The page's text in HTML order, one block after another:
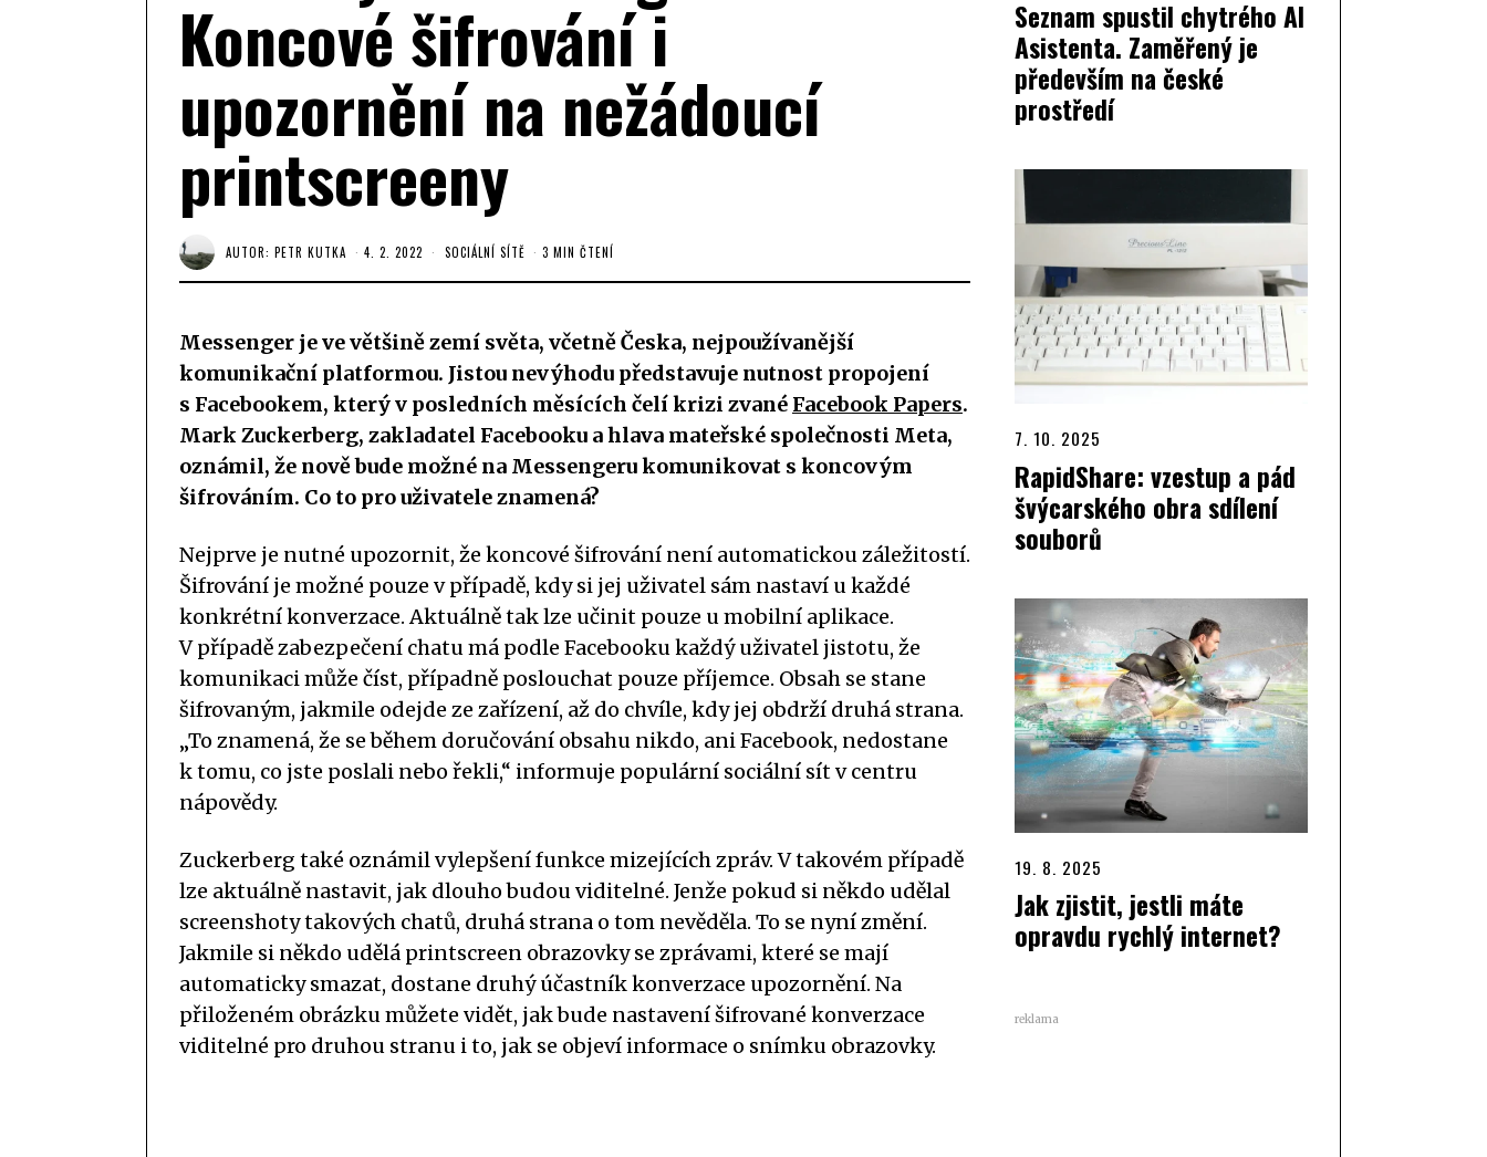
Koncové šifrování i
upozornění na nežádoucí
printscreeny
AUTOR: PETR KUTKA 4. 2. 2022 SOCIÁLNÍ SÍTĚ 3 MIN ČTENÍ
Messenger je ve většině zemí světa, včetně Česka, nejpoužívanější
komunikační platformou. Jistou nevýhodu představuje nutnost propojení
s Facebookem, který v posledních měsících čelí krizi zvané Facebook Papers.
Mark Zuckerberg, zakladatel Facebooku a hlava mateřské společnosti Meta,
oznámil, že nově bude možné na Messengeru komunikovat s koncovým
šifrováním. Co to pro uživatele znamená?
Nejprve je nutné upozornit, že koncové šifrování není automatickou záležitostí.
Šifrování je možné pouze v případě, kdy si jej uživatel sám nastaví u každé
konkrétní konverzace. Aktuálně tak lze učinit pouze u mobilní aplikace.
V případě zabezpečení chatu má podle Facebooku každý uživatel jistotu, že
komunikaci může číst, případně poslouchat pouze příjemce. Obsah se stane
šifrovaným, jakmile odejde ze zařízení, až do chvíle, kdy jej obdrží druhá strana.
„To znamená, že se během doručování obsahu nikdo, ani Facebook, nedostane
k tomu, co jste poslali nebo řekli,“ informuje populární sociální sít v centru
nápovědy.
Zuckerberg také oznámil vylepšení funkce mizejících zpráv. V takovém případě
lze aktuálně nastavit, jak dlouho budou viditelné. Jenže pokud si někdo udělal
screenshoty takových chatů, druhá strana o tom nevěděla. To se nyní změní.
Jakmile si někdo udělá printscreen obrazovky se zprávami, které se mají
automaticky smazat, dostane druhý účastník konverzace upozornění. Na
přiloženém obrázku můžete vidět, jak bude nastavení šifrované konverzace
viditelné pro druhou stranu i to, jak se objeví informace o snímku obrazovky.
Seznam spustil chytrého AI
Asistenta. Zaměřený je
především na české
prostředí
7. 10. 2025
RapidShare: vzestup a pád
švýcarského obra sdílení
souborů
19. 8. 2025
Jak zjistit, jestli máte
opravdu rychlý internet?
reklama